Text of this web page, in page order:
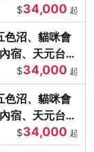
$34,000 起
色沼、貓咪會
宿、天元台高
$34,000 起
色沼、貓咪會
宿、天元台高
$34,000 起